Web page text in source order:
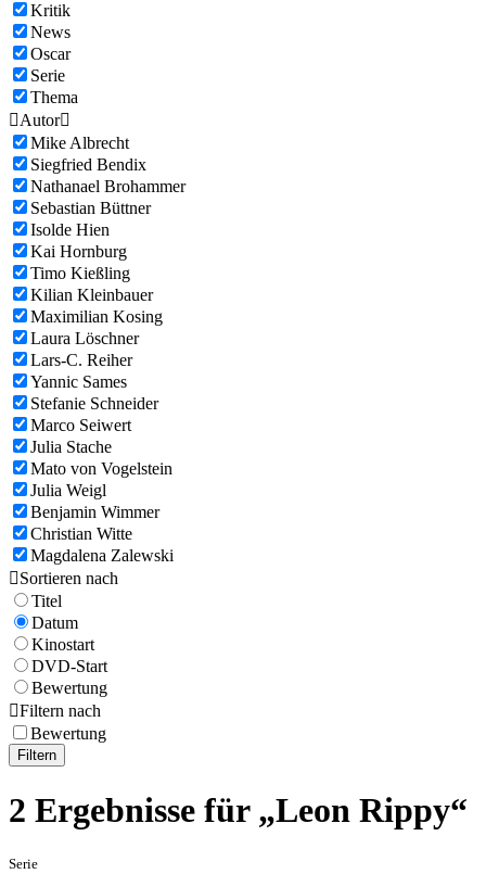
Kritik
News
Oscar
Serie
Thema
Autor
Mike Albrecht
Siegfried Bendix
Nathanael Brohammer
Sebastian Büttner
Isolde Hien
Kai Hornburg
Timo Kießling
Kilian Kleinbauer
Maximilian Kosing
Laura Löschner
Lars-C. Reiher
Yannic Sames
Stefanie Schneider
Marco Seiwert
Julia Stache
Mato von Vogelstein
Julia Weigl
Benjamin Wimmer
Christian Witte
Magdalena Zalewski
Sortieren nach
Titel
Datum
Kinostart
DVD-Start
Bewertung
Filtern nach
Bewertung
Filtern
2 Ergebnisse für „Leon Rippy“
Serie